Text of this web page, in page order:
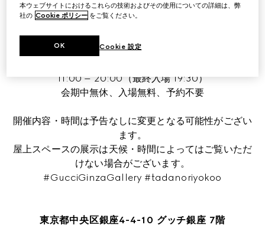
以上を展示。
会期延長に伴い、8月25日より新作を含む7点を追加展示
11:00 – 20:00（最終入場 19:30）
会期中無休、入場無料、予約不要
開催内容・時間は予告なしに変更となる可能性がござい
ます。
屋上スペースの展示は天候・時間によってはご覧いただ
けない場合がございます。
#GucciGinzaGallery #tadanoriyokoo
東京都中央区銀座4-4-10 グッチ銀座 7階
本ウェブサイトにおけるこれらの技術およびその使用についての詳細は、弊
社の Cookie ポリシー をご覧ください。
Cookie 設定
OK